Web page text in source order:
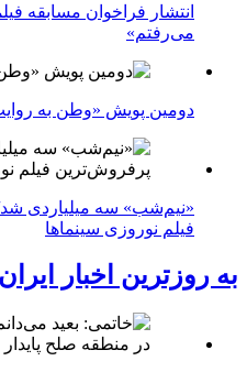
انتشار فراخوان مسابقه
می‌رفتم»
دومین پویش «وطن به
«نیم‌شب» سه میلیاردی
فیلم نوروزی سینماها
به روزترین اخبار ایران